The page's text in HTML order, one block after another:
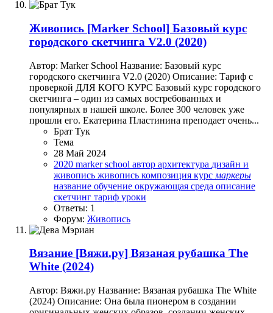
Живопись [Marker School] Базовый курс
городского скетчинга V2.0 (2020)
Автор: Marker School Название: Базовый курс
городского скетчинга V2.0 (2020) Описание: Тариф с
проверкой ДЛЯ КОГО КУРС Базовый курс городского
скетчинга – один из самых востребованных и
популярных в нашей школе. Более 300 человек уже
прошли его. Екатерина Пластинина преподает очень...
Брат Тук
Тема
28 Май 2024
2020 marker school автор архитектура дизайн и
живопись живопись композиция курс маркеры
название обучение окружающая среда описание
скетчинг тариф уроки
Ответы: 1
Форум: Живопись
Вязание [Вяжи.ру] Вязаная рубашка The
White (2024)
Автор: Вяжи.ру Название: Вязаная рубашка The White
(2024) Описание: Она была пионером в создании